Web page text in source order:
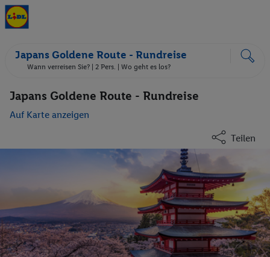
Japans Goldene Route - Rundreise
Wann verreisen Sie? | 2 Pers. | Wo geht es los?
Japans Goldene Route - Rundreise
Auf Karte anzeigen
Teilen